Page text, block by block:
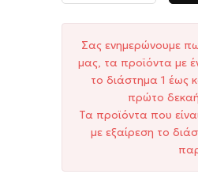
Σας ενημερώνουμε
μας, τα προϊόντα με
το διάστημα 1 έως
πρώτο
Τα προϊόντα που
με εξαίρεση το